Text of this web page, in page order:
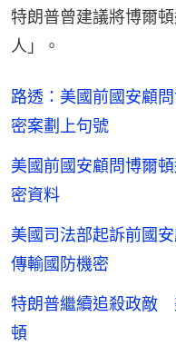
特朗普曾建議將博爾
人」。
路透：美國前國安顧
密案劃上句號
美國前國安顧問博爾
密資料
美國司法部起訴前國
傳輸國防機密
特朗普繼續追殺政敵
頓